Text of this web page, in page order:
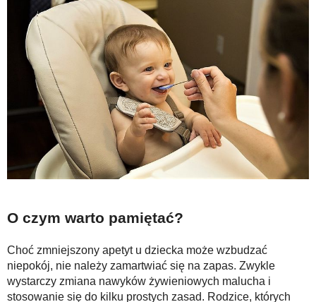
O czym warto pamiętać?
Choć zmniejszony apetyt u dziecka może wzbudzać
niepokój, nie należy zamartwiać się na zapas. Zwykle
wystarczy zmiana nawyków żywieniowych malucha i
stosowanie się do kilku prostych zasad. Rodzice, których